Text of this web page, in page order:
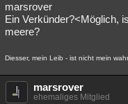
marsrover
Ein Verkünder?<Möglich,
meere?
Diesser, mein Leib - ist nicht mein
marsrover
ehemaliges Mitglied